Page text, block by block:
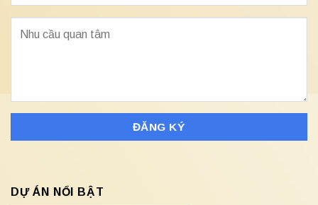
DỰ ÁN NỔI BẬT